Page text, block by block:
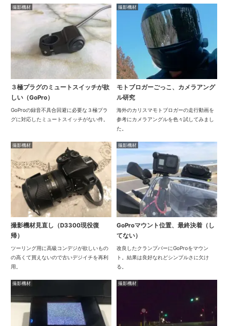
撮影機材
３極プラグのミュートスイッチが欲
しい（GoPro）
GoProの録音不具合回避に必要な３極プラ
グに対応したミュートスイッチがない件。
撮影機材
モトブロガーごっこ、カメラアング
ル研究
海外のカリスマモトブロガーの走行動画を
参考にカメラアングルを色々試してみまし
た。
撮影機材
撮影機材見直し（D3300現役復
帰）
ツーリング用に高級コンデジが欲しいもの
の高くて買えないので古いデジイチを再利
用。
撮影機材
GoProマウント位置、最終決着（し
てない）
改良したクランプバーにGoProをマウン
ト。結果は良好なれどシンプルさに欠け
る。
撮影機材 撮影機材